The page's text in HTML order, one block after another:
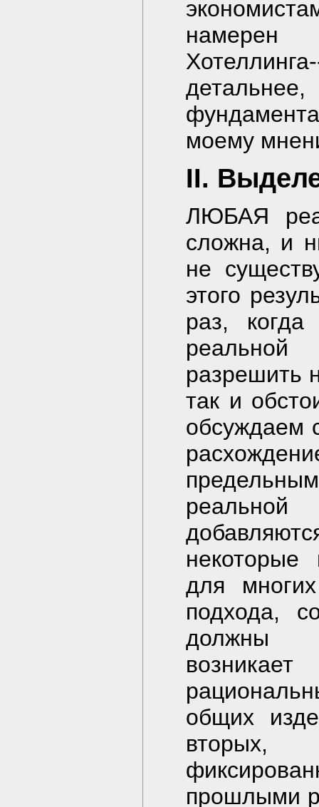
намерен
моему
II.
ЛЮБАЯ
сложна, и
не
этого
раз,
реальной
разрешить
так и
обсуждаем
некоторые
для
подхода,
должны
общих
вторых,
прошлыми